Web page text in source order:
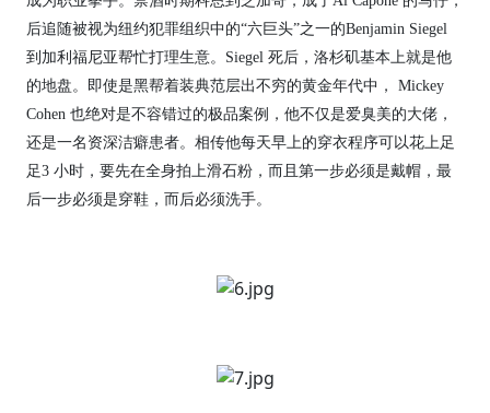
后追随被视为纽约犯罪组织中的“六巨头”之一的Benjamin Siegel
到加利福尼亚帮忙打理生意。Siegel 死后，洛杉矶基本上就是他
的地盘。即使是黑帮着装典范层出不穷的黄金年代中， Mickey
Cohen 也绝对是不容错过的极品案例，他不仅是爱臭美的大佬，
还是一名资深洁癖患者。相传他每天早上的穿衣程序可以花上足
足3 小时，要先在全身拍上滑石粉，而且第一步必须是戴帽，最
后一步必须是穿鞋，而后必须洗手。